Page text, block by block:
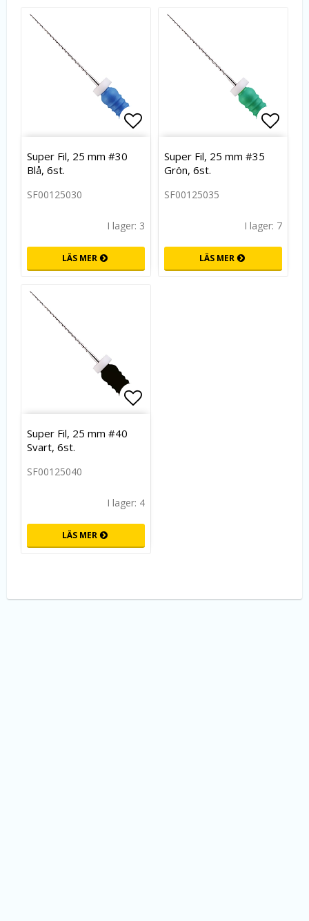
Lägg till i favoritlistan
Super Fil, 25 mm #30
Blå, 6st.
SF00125030
I lager: 3
LÄS MER
Lägg
Super Fil, 25 mm #35
Grön, 6st.
SF00125035
I lager: 7
LÄS MER
Lägg till i favoritlistan
Super Fil, 25 mm #40
Svart, 6st.
SF00125040
I lager: 4
LÄS MER